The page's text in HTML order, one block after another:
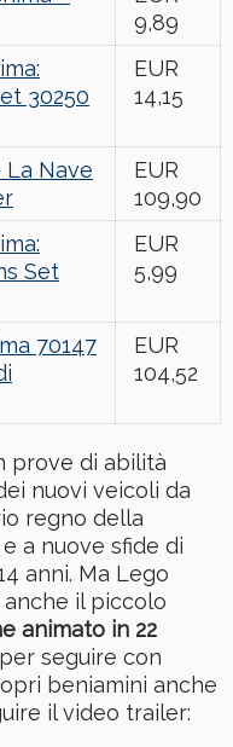
9,89
30250
EUR
14,15
La Nave
EUR
109,90
Set
EUR
5,99
70147
EUR
104,52
prove di abilità
nuovi veicoli da
regno della
a nuove sfide di
anni. Ma Lego
il piccolo
animato in 22
seguire con
beniamini anche
il video trailer: